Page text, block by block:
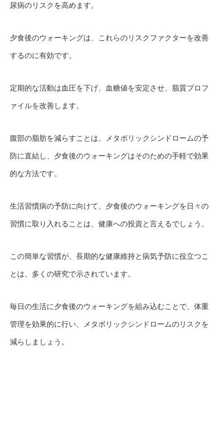
尿病のリスクを高めます。
夕食後のウォーキングは、これらのリスクファクターを改善
するのに有効です。
定期的な活動は血圧を下げ、血糖値を安定させ、脂質プロフ
ァイルを改善します。
腹部の脂肪を減らすことは、メタボリックシンドロームの予
防に直結し、夕食後のウォーキングはそのための手軽で効果
的な方法です。
生活習慣病の予防に向けて、夕食後のウォーキングを日々の
習慣に取り入れることは、健康への投資と言えるでしょう。
この簡単な習慣が、長期的な健康維持と病気予防に役立つこ
とは、多くの研究で示されています。
毎日の生活に夕食後のウォーキングを組み込むことで、体重
管理を効果的に行い、メタボリックシンドロームのリスクを
減らしましょう。